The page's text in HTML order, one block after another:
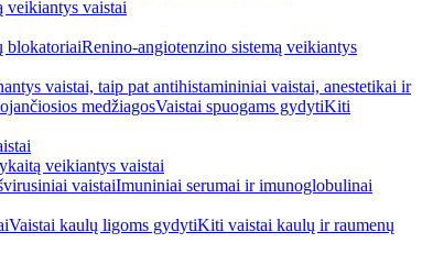
veikiantys vaistai
blokatoriaiRenino-angiotenzino sistemą veikiantys
vaistai, taip pat antihistamininiai vaistai, anestetikai ir
medžiagosVaistai spuogams gydytiKiti
veikiantys vaistai
vaistaiImuniniai serumai ir imunoglobulinai
Vaistai kaulų ligoms gydytiKiti vaistai kaulų ir raumenų